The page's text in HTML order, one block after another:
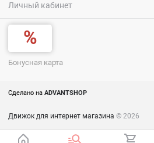
Личный кабинет
Бонусная карта
Сделано на ADVANTSHOP
Движок для интернет магазина © 2026